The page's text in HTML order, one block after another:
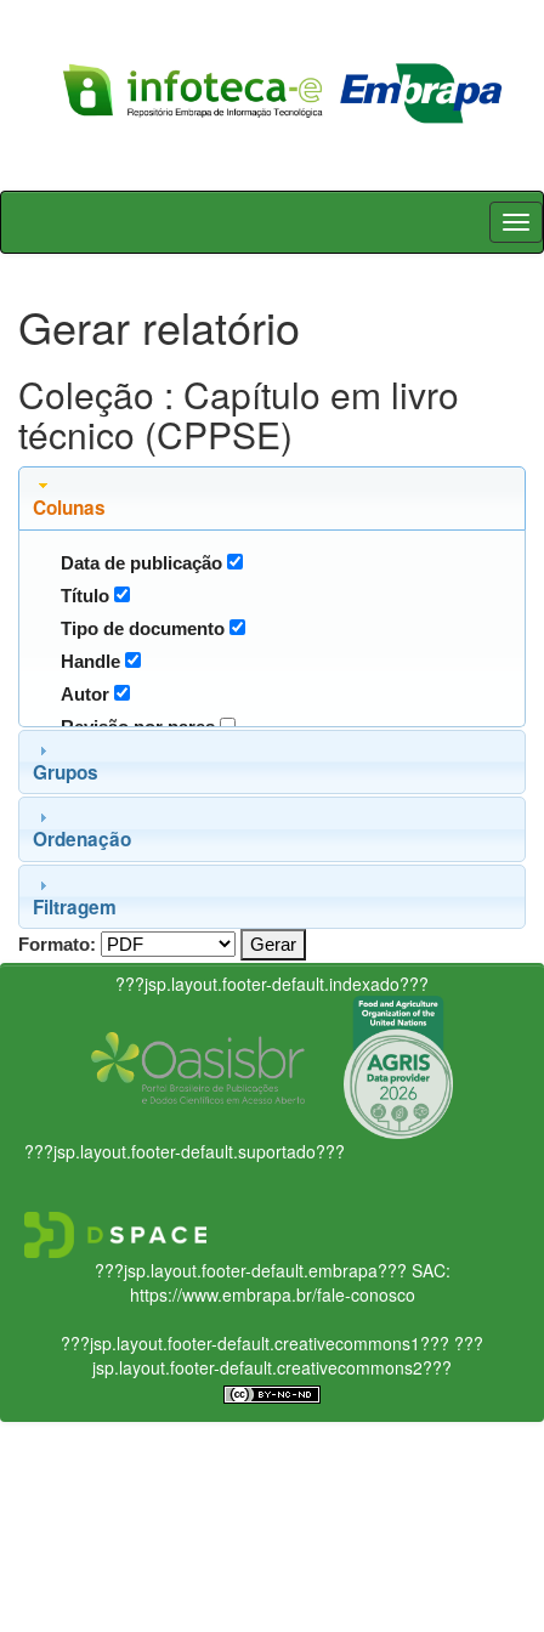
Skip
Gerar relatório
Coleção : Capítulo em livro
técnico (CPPSE)
Colunas
Data de publicação
Título
Tipo de documento
Handle
Autor
Revisão por pares
Grupos
Ordenação
Filtragem
Formato:
???jsp.layout.footer-default.indexado???
???jsp.layout.footer-default.suportado???
???jsp.layout.footer-default.embrapa??? SAC:
https://www.embrapa.br/fale-conosco
???jsp.layout.footer-default.creativecommons1??? ???
jsp.layout.footer-default.creativecommons2???